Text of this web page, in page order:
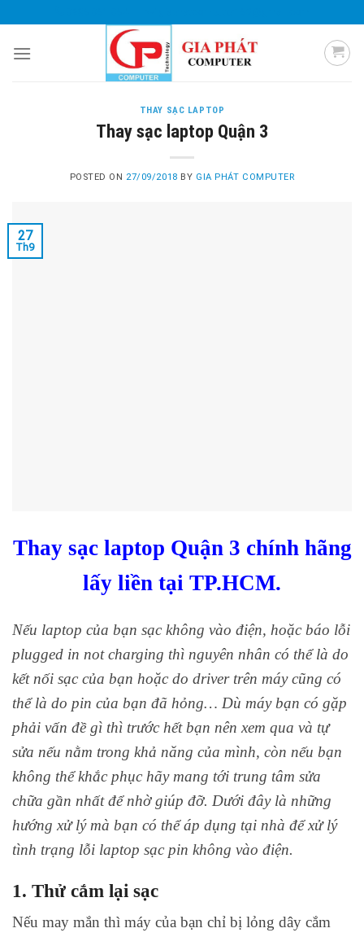
to
content
THAY SẠC LAPTOP
Thay sạc laptop Quận 3
POSTED ON 27/09/2018 BY GIA PHÁT COMPUTER
27
Th9
Thay sạc laptop Quận 3 chính hãng
lấy liền tại TP.HCM.
Nếu laptop của bạn sạc không vào điện, hoặc báo lỗi
plugged in not charging thì nguyên nhân có thể là do
kết nối sạc của bạn hoặc do driver trên máy cũng có
thể là do pin của bạn đã hỏng… Dù máy bạn có gặp
phải vấn đề gì thì trước hết bạn nên xem qua và tự
sửa nếu nằm trong khả năng của mình, còn nếu bạn
không thể khắc phục hãy mang tới trung tâm sửa
chữa gần nhất để nhờ giúp đỡ. Dưới đây là những
hướng xử lý mà bạn có thể áp dụng tại nhà để xử lý
tình trạng lỗi laptop sạc pin không vào điện.
1. Thử cắm lại sạc
Nếu may mắn thì máy của bạn chỉ bị lỏng dây cắm